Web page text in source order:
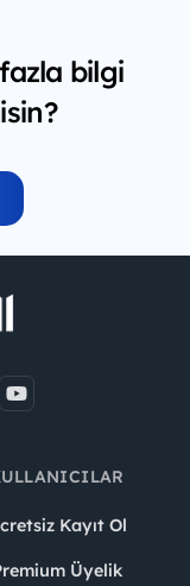
bilgi
Kayıt Ol
Üyelik